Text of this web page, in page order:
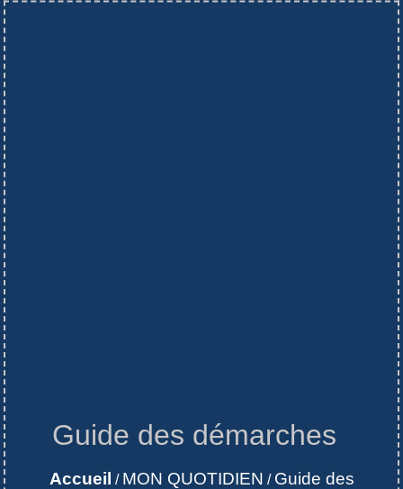
Guide des démarches
Accueil / MON QUOTIDIEN / Guide des